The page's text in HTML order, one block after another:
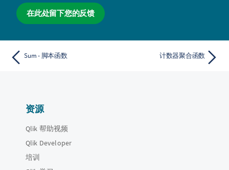
在此处留下您的反馈
Sum - 脚本函数 计数器聚合函数
资源
Qlik 帮助视频
Qlik Developer
培训